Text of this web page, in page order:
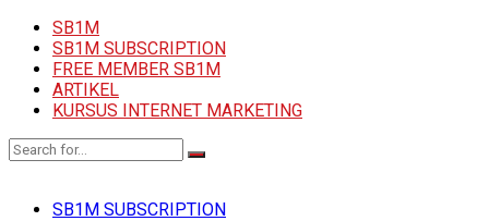
SB1M
SB1M SUBSCRIPTION
FREE MEMBER SB1M
ARTIKEL
KURSUS INTERNET MARKETING
SB1M SUBSCRIPTION